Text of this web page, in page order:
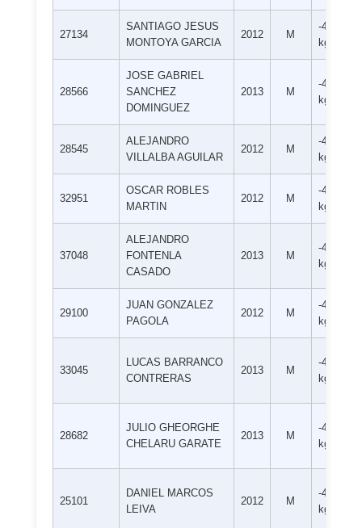
27134
SANTIAGO JESUS
MONTOYA GARCIA
2012 M
-42
kg
28566
JOSE GABRIEL
SANCHEZ
DOMINGUEZ
2013 M
-46
kg
28545
ALEJANDRO
VILLALBA AGUILAR
2012 M
-46
kg
32951
OSCAR ROBLES
MARTIN
2012 M
-46
kg
37048
ALEJANDRO
FONTENLA
CASADO
2013 M
-46
kg
29100
JUAN GONZALEZ
PAGOLA
2012 M
-46
kg
33045
LUCAS BARRANCO
CONTRERAS
2013 M
-46
kg
28682
JULIO GHEORGHE
CHELARU GARATE
2013 M
-46
kg
25101
DANIEL MARCOS
LEIVA
2012 M
-46
kg